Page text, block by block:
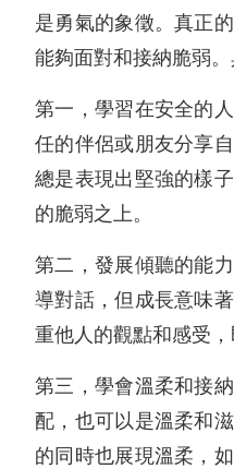
是勇氣的象徵。真正
能夠面對和接納脆弱
第一，學習在安全的
任的伴侶或朋友分享
總是表現出堅強的樣
的脆弱之上。
第二，發展傾聽的能
導對話，但成長意味
重他人的觀點和感受，
第三，學會溫柔和接
配，也可以是溫柔和
的同時也展現溫柔，